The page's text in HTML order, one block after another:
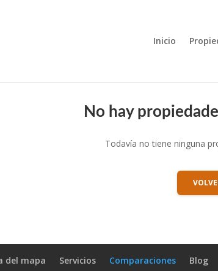
Inicio
No hay
Todavía no tiene ninguna
del mapa Servicios Comparaciones Blog